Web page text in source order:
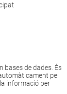
bases de dades. És
pel
informació per